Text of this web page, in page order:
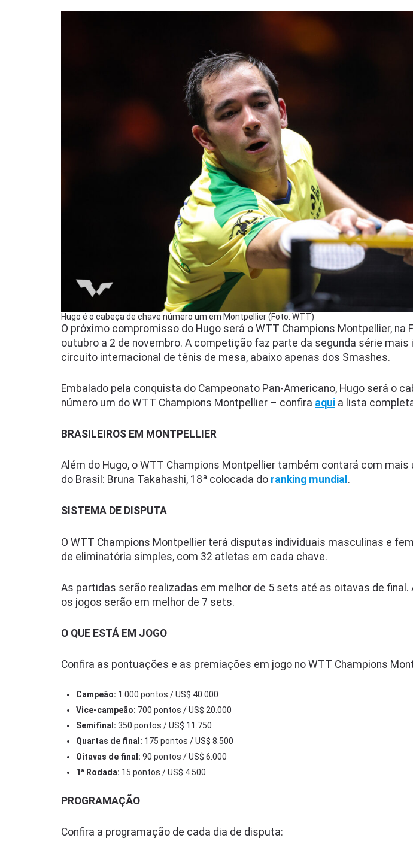
Hugo é o cabeça de chave número um em Montpellier (Foto: WTT)
O próximo compromisso do Hugo será o WTT Champions Montpellier, na
outubro a 2 de novembro. A competição faz parte da segunda série
circuito internacional de tênis de mesa, abaixo apenas dos Smashes.
Embalado pela conquista do Campeonato Pan-Americano, Hugo será o
número um do WTT Champions Montpellier – confira aqui a lista
BRASILEIROS EM MONTPELLIER
Além do Hugo, o WTT Champions Montpellier também contará com
do Brasil: Bruna Takahashi, 18ª colocada do ranking mundial .
SISTEMA DE DISPUTA
O WTT Champions Montpellier terá disputas individuais masculinas e
de eliminatória simples, com 32 atletas em cada chave.
As partidas serão realizadas em melhor de 5 sets até as oitavas de final.
os jogos serão em melhor de 7 sets.
O QUE ESTÁ EM JOGO
Confira as pontuações e as premiações em jogo no WTT Champions
Campeão: 1.000 pontos / US$ 40.000
Vice-campeão: 700 pontos / US$ 20.000
Semifinal: 350 pontos / US$ 11.750
Quartas de final: 175 pontos / US$ 8.500
Oitavas de final: 90 pontos / US$ 6.000
1ª Rodada: 15 pontos / US$ 4.500
PROGRAMAÇÃO
Confira a programação de cada dia de disputa: